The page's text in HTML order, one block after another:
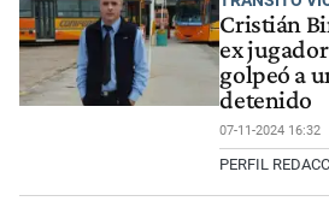
Cristián
ex
golpeó a
detenido
07-11-2024 16:32
PERFIL